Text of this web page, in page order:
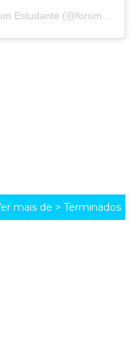
Uma publicação partilhada por Forum Estudante (@forumestudante)
mais de > Terminados